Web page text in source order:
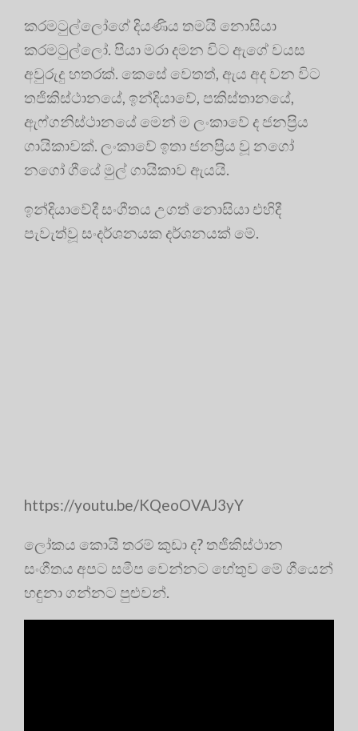
කරමටුල්ලෝගේ දියණිය තමයි නොසියා
කරමටුල්ලෝ. පියා මරා දමන විට ඇගේ වයස
අවුරුදු හතරක්. කෙසේ වෙතත්, ඇය අද වන විට
තජිකිස්ථානයේ, ඉන්දියාවේ, පකිස්තානයේ,
ඇෆ්ගනිස්ථානයේ මෙන් ම ලංකාවේ ද ජනප්‍රිය
ගායිකාවක්. ලංකාවේ ඉතා ජනප්‍රිය වූ නගෝ
නගෝ ගීයේ මුල් ගායිකාව ඇයයි.
ඉන්දියාවේදී සංගීතය උගත් නොසියා එහිදී
පැවැත්වූ සංදර්ශනයක දර්ශනයක් මේ.
https://youtu.be/KQeoOVAJ3yY
ලෝකය කොයි තරම් කුඩා ද? තජිකිස්ථාන
සංගීතය අපට සමීප වෙන්නට හේතුව මේ ගීයෙන්
හඳුනා ගන්නට පුළුවන්.